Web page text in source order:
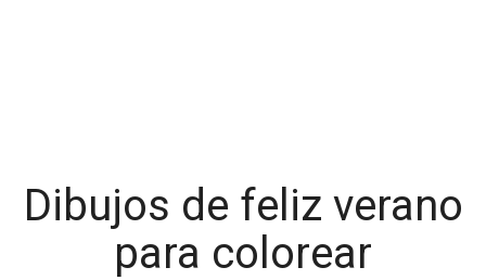
Dibujos de feliz verano
para colorear